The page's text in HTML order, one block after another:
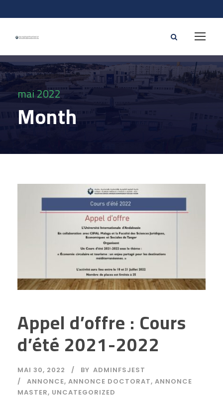
mai 2022
Month
Appel d’offre : Cours
d’été 2021-2022
MAI 30, 2022 BY ADMINFSJEST
ANNONCE, ANNONCE DOCTORAT, ANNONCE
MASTER, UNCATEGORIZED